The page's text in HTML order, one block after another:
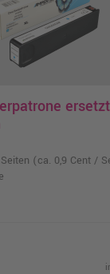
(ca. 0,9 Cent /